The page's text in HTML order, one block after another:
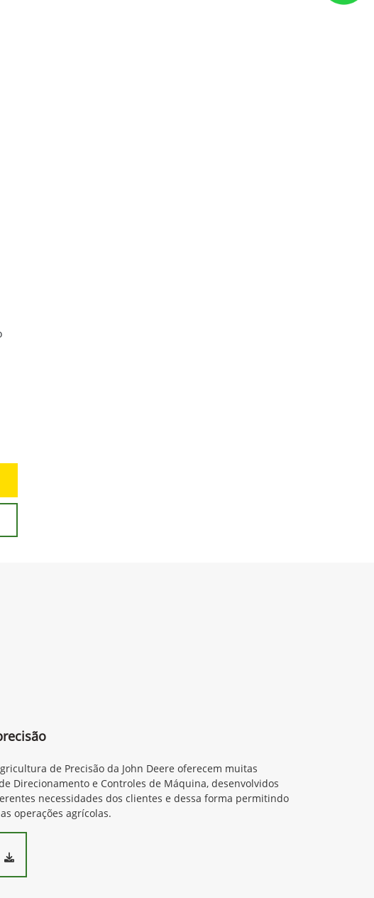
de Precisão da John Deere oferecem muitas
Direcionamento e Controles de Máquina, desenvolvidos
necessidades dos clientes e dessa forma permitindo
operações agrícolas.